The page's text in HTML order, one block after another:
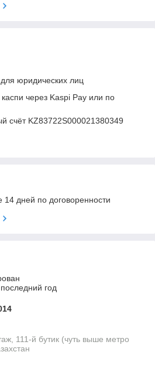
юридических лиц
через Kaspi Pay или по
счёт KZ83722S000021380349
14 дней по договоренности
год
111-й бутик (чуть выше метро